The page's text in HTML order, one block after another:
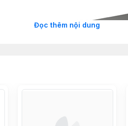
Đọc thêm nội dung